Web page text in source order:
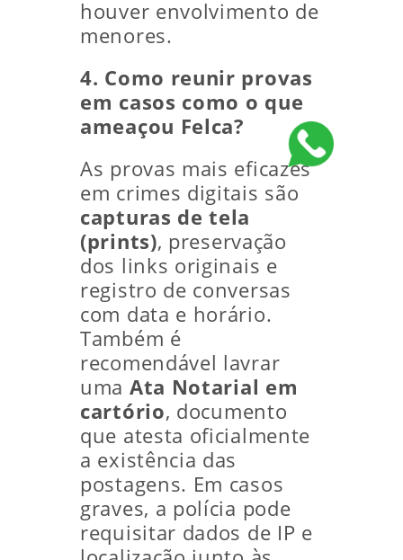
houver envolvimento de
menores.
4. Como reunir provas
em casos como o que
ameaçou Felca?
As provas mais eficazes
em crimes digitais são
capturas de tela
(prints), preservação
dos links originais e
registro de conversas
com data e horário.
Também é
recomendável lavrar
uma Ata Notarial em
cartório, documento
que atesta oficialmente
a existência das
postagens. Em casos
graves, a polícia pode
requisitar dados de IP e